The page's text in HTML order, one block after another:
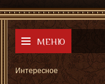
МЕНЮ
Интересное